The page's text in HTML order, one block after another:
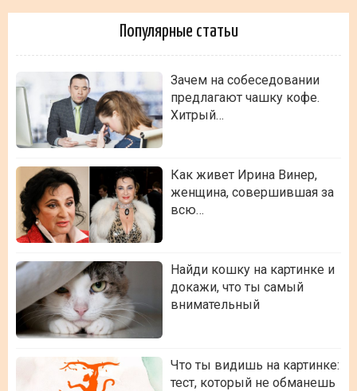
Популярные статьи
Зачем на собеседовании
предлагают чашку кофе.
Хитрый…
Как живет Ирина Винер,
женщина, совершившая за
всю…
Найди кошку на картинке и
докажи, что ты самый
внимательный
Что ты видишь на картинке:
тест, который не обманешь